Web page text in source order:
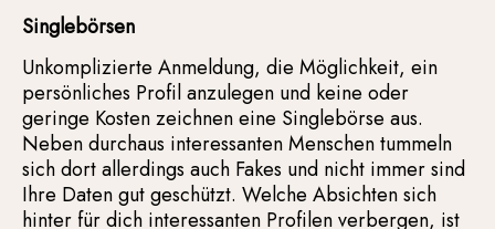
Singlebörsen
Unkomplizierte Anmeldung, die Möglichkeit, ein
persönliches Profil anzulegen und keine oder
geringe Kosten zeichnen eine Singlebörse aus.
Neben durchaus interessanten Menschen tummeln
sich dort allerdings auch Fakes und nicht immer sind
Ihre Daten gut geschützt. Welche Absichten sich
hinter für dich interessanten Profilen verbergen, ist